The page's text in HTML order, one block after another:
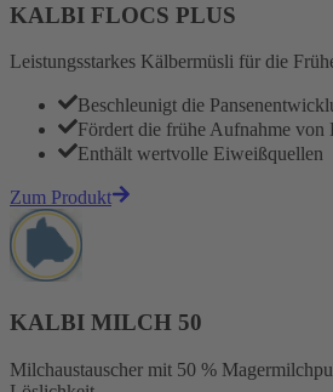
KALBI FLOCS PLUS
Leistungsstarkes Kälbermüsli für die
Beschleunigt die
Fördert die frühe Aufnahme von
Enthält wertvolle Eiweißquellen
Zum Produkt
KALBI MILCH 50
Milchaustauscher mit 50 %